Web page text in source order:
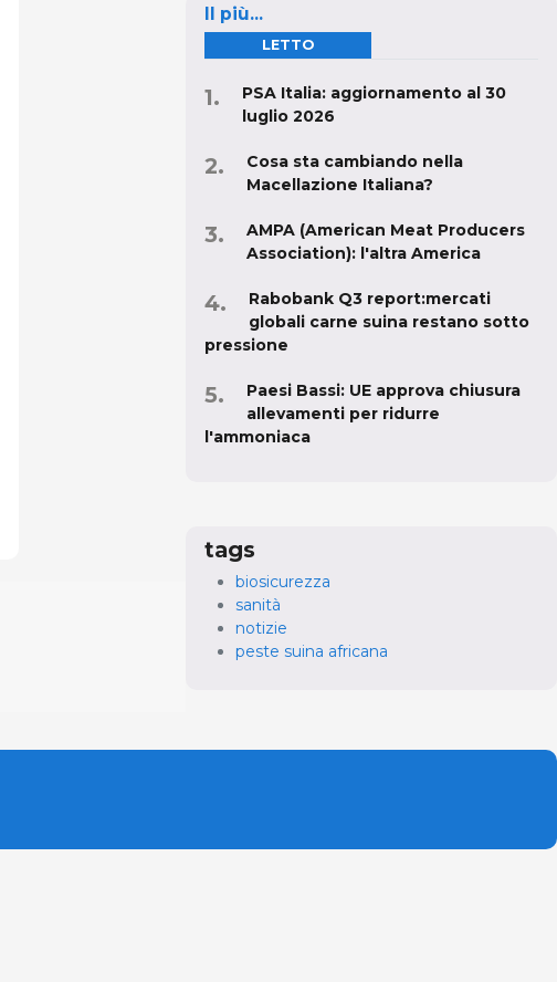
Il più...
LETTO
PSA Italia: aggiornamento al 30
luglio 2026
Cosa sta cambiando nella
Macellazione Italiana?
AMPA (American Meat Producers
Association): l'altra America
Rabobank Q3 report:mercati
globali carne suina restano sotto
pressione
Paesi Bassi: UE approva chiusura
allevamenti per ridurre
l'ammoniaca
tags
biosicurezza
sanità
notizie
peste suina africana